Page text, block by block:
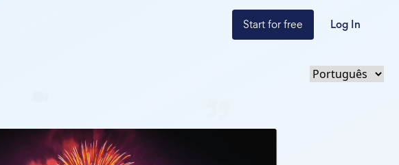
Start for free Log In